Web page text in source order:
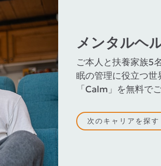
メンタルヘ
ご本人と扶養家族5
眠の管理に役立つ世
「Calm」を無料で
次のキャリアを探す